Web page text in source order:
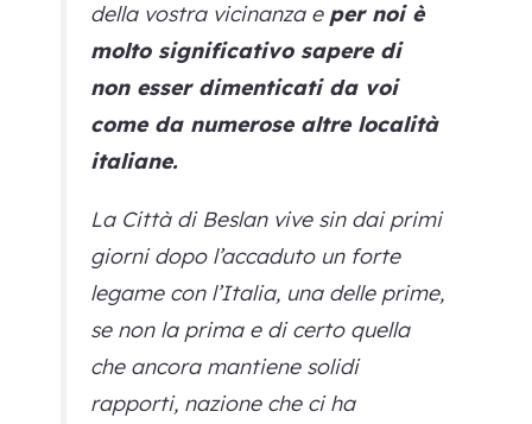
della vostra vicinanza e per noi è
molto significativo sapere di
non esser dimenticati da voi
come da numerose altre località
italiane.
La Città di Beslan vive sin dai primi
giorni dopo l’accaduto un forte
legame con l’Italia, una delle prime,
se non la prima e di certo quella
che ancora mantiene solidi
rapporti, nazione che ci ha